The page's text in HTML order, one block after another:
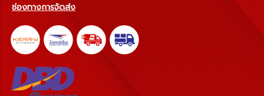
ช่องทางการจัดส่ง